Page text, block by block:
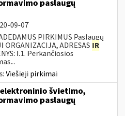
paslaugų
09-07
PIRKIMUS Paslaugų
ADRESAS IR
I.1. Perkančiosios
Viešieji pirkimai
švietimo,
paslaugų